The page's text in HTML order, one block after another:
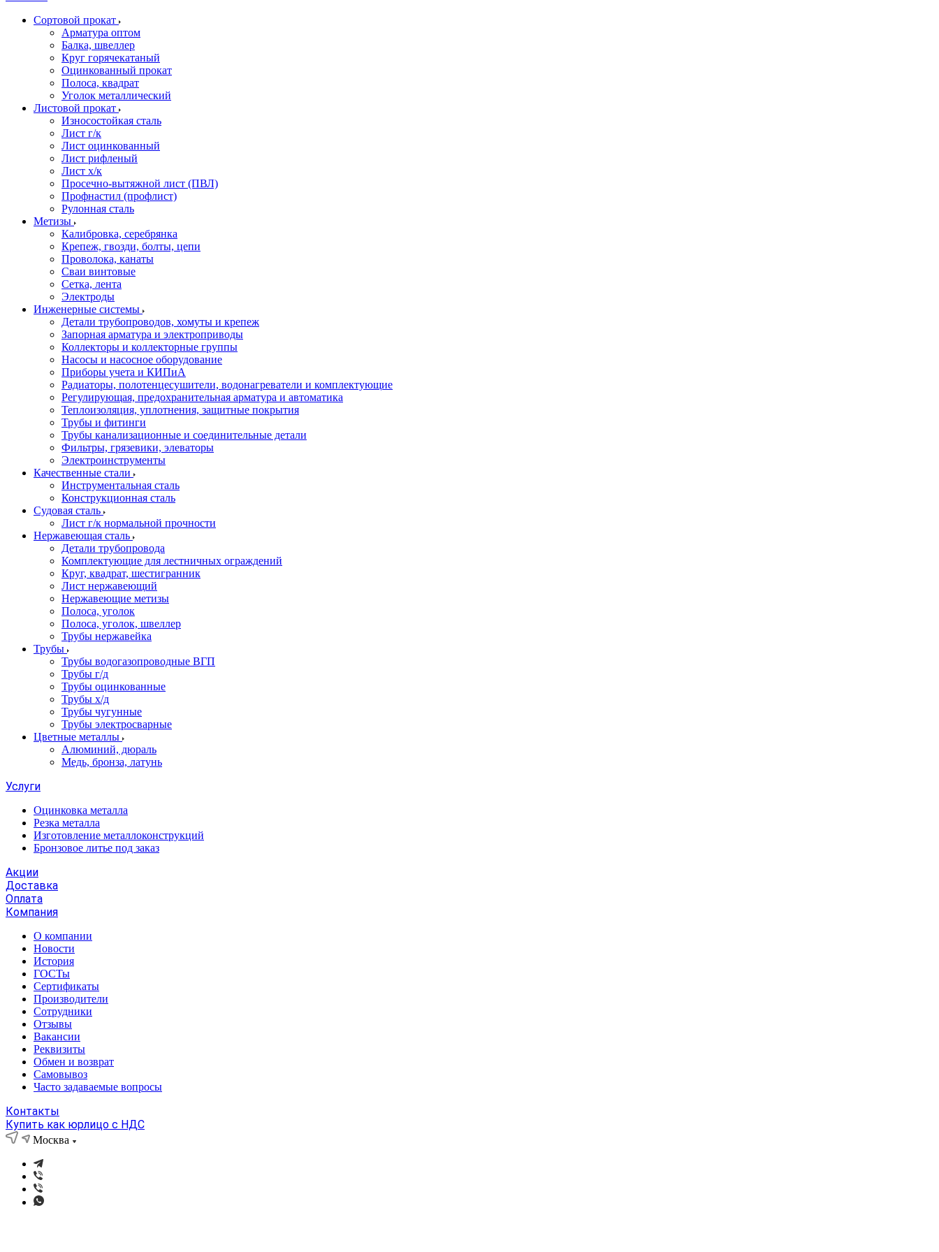
Сортовой прокат
Арматура оптом
Балка, швеллер
Круг горячекатаный
Оцинкованный прокат
Полоса, квадрат
Уголок металлический
Листовой прокат
Износостойкая сталь
Лист г/к
Лист оцинкованный
Лист рифленый
Лист х/к
Просечно-вытяжной лист (ПВЛ)
Профнастил (профлист)
Рулонная сталь
Метизы
Калибровка, серебрянка
Крепеж, гвозди, болты, цепи
Проволока, канаты
Сваи винтовые
Сетка, лента
Электроды
Инженерные системы
Детали трубопроводов, хомуты и крепеж
Запорная арматура и электроприводы
Коллекторы и коллекторные группы
Насосы и насосное оборудование
Приборы учета и КИПиА
Радиаторы, полотенцесушители, водонагреватели и комплектующие
Регулирующая, предохранительная арматура и автоматика
Теплоизоляция, уплотнения, защитные покрытия
Трубы и фитинги
Трубы канализационные и соединительные детали
Фильтры, грязевики, элеваторы
Электроинструменты
Качественные стали
Инструментальная сталь
Конструкционная сталь
Судовая сталь
Лист г/к нормальной прочности
Нержавеющая сталь
Детали трубопровода
Комплектующие для лестничных ограждений
Круг, квадрат, шестигранник
Лист нержавеющий
Нержавеющие метизы
Полоса, уголок
Полоса, уголок, швеллер
Трубы нержавейка
Трубы
Трубы водогазопроводные ВГП
Трубы г/д
Трубы оцинкованные
Трубы х/д
Трубы чугунные
Трубы электросварные
Цветные металлы
Алюминий, дюраль
Медь, бронза, латунь
Услуги
Оцинковка металла
Резка металла
Изготовление металлоконструкций
Бронзовое литье под заказ
Акции
Доставка
Оплата
Компания
О компании
Новости
История
ГОСТы
Сертификаты
Производители
Сотрудники
Отзывы
Вакансии
Реквизиты
Обмен и возврат
Самовывоз
Часто задаваемые вопросы
Контакты
Купить как юрлицо с НДС
Москва